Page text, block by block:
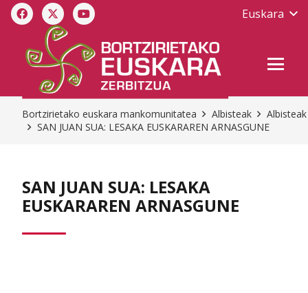
Euskara
Bortzirietako euskara mankomunitatea Albisteak
Albisteak
SAN JUAN SUA: LESAKA EUSKARAREN ARNASGUNE
SAN JUAN SUA: LESAKA
EUSKARAREN ARNASGUNE